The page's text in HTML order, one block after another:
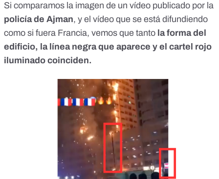
Si comparamos la imagen de un vídeo publicado por la
policía de Ajman, y el vídeo que se está difundiendo
como si fuera Francia, vemos que tanto la forma del
edificio, la línea negra que aparece y el cartel rojo
iluminado coinciden.